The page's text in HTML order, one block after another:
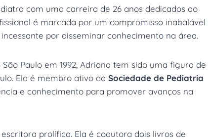
com uma carreira de 26 anos dedicados ao
é marcada por um compromisso inabalável
por disseminar conhecimento na área.
Paulo em 1992, Adriana tem sido uma figura de
Ela é membro ativo da Sociedade de Pediatria
e conhecimento para promover avanços na
prolífica. Ela é coautora dois livros de